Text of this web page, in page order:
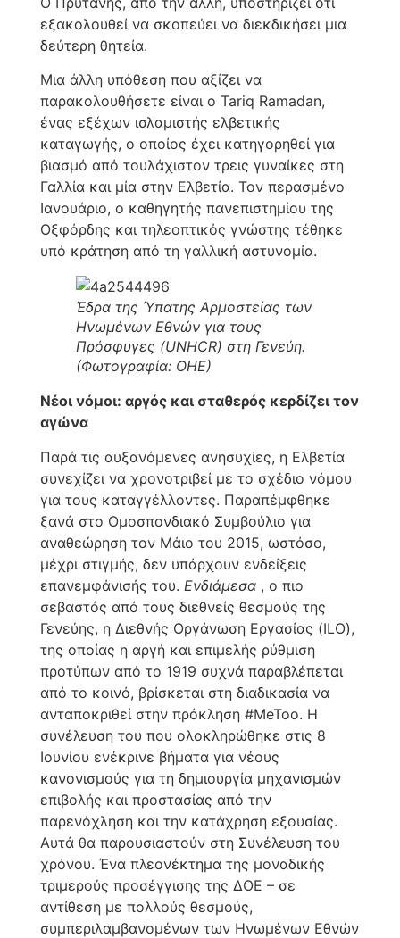
εξακολουθεί να σκοπεύει να διεκδικήσει μια
δεύτερη θητεία.
Μια άλλη υπόθεση που αξίζει να
παρακολουθήσετε είναι ο Tariq Ramadan,
ένας εξέχων ισλαμιστής ελβετικής
καταγωγής, ο οποίος έχει κατηγορηθεί για
βιασμό από τουλάχιστον τρεις γυναίκες στη
Γαλλία και μία στην Ελβετία. Τον περασμένο
Ιανουάριο, ο καθηγητής πανεπιστημίου της
Οξφόρδης και τηλεοπτικός γνώστης τέθηκε
υπό κράτηση από τη γαλλική αστυνομία.
Έδρα της Ύπατης Αρμοστείας των
Ηνωμένων Εθνών για τους
Πρόσφυγες (UNHCR) στη Γενεύη.
(Φωτογραφία: ΟΗΕ)
Νέοι νόμοι: αργός και σταθερός κερδίζει τον
αγώνα
Παρά τις αυξανόμενες ανησυχίες, η Ελβετία
συνεχίζει να χρονοτριβεί με το σχέδιο νόμου
για τους καταγγέλλοντες. Παραπέμφθηκε
ξανά στο Ομοσπονδιακό Συμβούλιο για
αναθεώρηση τον Μάιο του 2015, ωστόσο,
μέχρι στιγμής, δεν υπάρχουν ενδείξεις
επανεμφάνισής του. Ενδιάμεσα , ο πιο
σεβαστός από τους διεθνείς θεσμούς της
Γενεύης, η Διεθνής Οργάνωση Εργασίας (ILO),
της οποίας η αργή και επιμελής ρύθμιση
προτύπων από το 1919 συχνά παραβλέπεται
από το κοινό, βρίσκεται στη διαδικασία να
ανταποκριθεί στην πρόκληση #MeToo. Η
συνέλευση του που ολοκληρώθηκε στις 8
Ιουνίου ενέκρινε βήματα για νέους
κανονισμούς για τη δημιουργία μηχανισμών
επιβολής και προστασίας από την
παρενόχληση και την κατάχρηση εξουσίας.
Αυτά θα παρουσιαστούν στη Συνέλευση του
χρόνου. Ένα πλεονέκτημα της μοναδικής
τριμερούς προσέγγισης της ΔΟΕ – σε
αντίθεση με πολλούς θεσμούς,
συμπεριλαμβανομένων των Ηνωμένων Εθνών